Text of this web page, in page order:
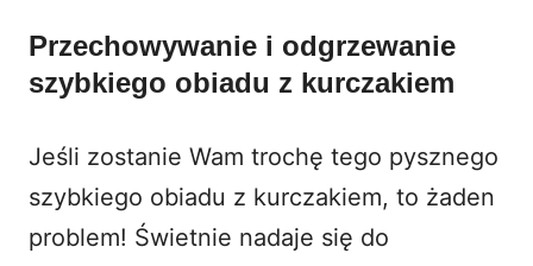
Przechowywanie i odgrzewanie
szybkiego obiadu z kurczakiem
Jeśli zostanie Wam trochę tego pysznego
szybkiego obiadu z kurczakiem, to żaden
problem! Świetnie nadaje się do